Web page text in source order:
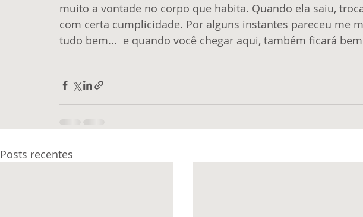
muito a vontade no corpo que habita. Quando ela saiu,
com certa cumplicidade. Por alguns instantes pareceu me
tudo bem...  e quando você chegar aqui, também ficará
Posts recentes